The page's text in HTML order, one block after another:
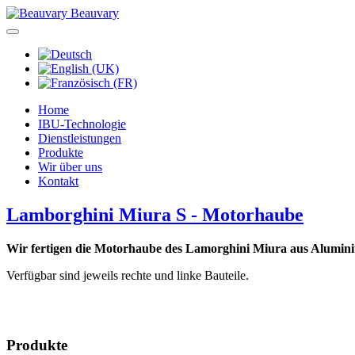
Beauvary
Home
IBU-Technologie
Dienstleistungen
Produkte
Wir über uns
Kontakt
Lamborghini Miura S - Motorhaube
Wir fertigen die Motorhaube des Lamorghini Miura aus
Verfügbar sind jeweils rechte und linke Bauteile.
Produkte